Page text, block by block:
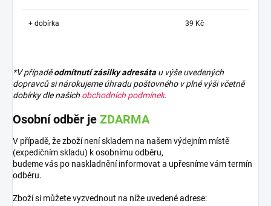
+ dobírka 39 Kč
*V případěodmítnutí zásilky adresáta u výše uvedených
dopravců si nárokujeme úhradu poštovného v plné výši včetně
dobírky dle našich obchodních podmínek.
Osobní odběr je ZDARMA
V případě, že zboží není skladem na našem výdejním místě
(expedičním skladu) k osobnímu odběru,
budeme vás po naskladnění informovat a upřesníme vám termín
odběru.
Zboží si můžete vyzvednout na níže uvedené adrese: